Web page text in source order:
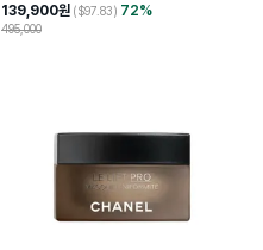
139,900원 ($97.83) 72%
495,000